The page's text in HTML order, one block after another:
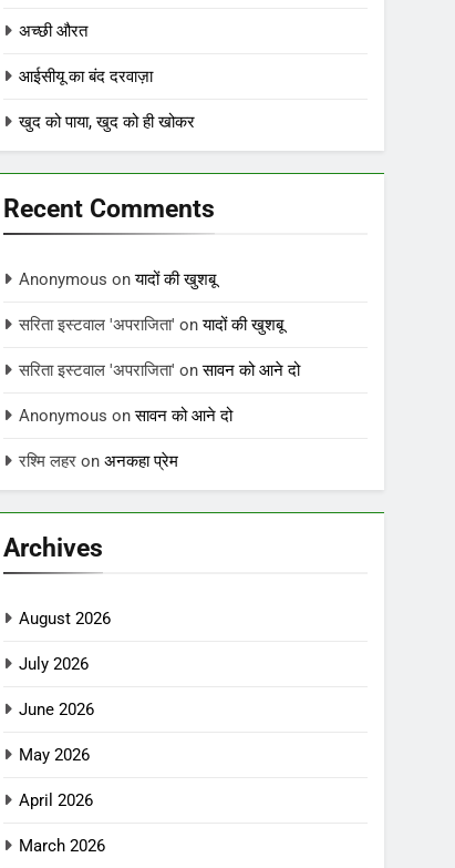
अच्छी औरत
आईसीयू का बंद दरवाज़ा
खुद को पाया, खुद को ही खोकर
Recent Comments
Anonymous onयादों की खुशबू
सरिता इस्टवाल 'अपराजिता' onयादों की खुशबू
सरिता इस्टवाल 'अपराजिता' onसावन को आने दो
Anonymous onसावन को आने दो
रश्मि लहर onअनकहा प्रेम
Archives
August 2026
July 2026
June 2026
May 2026
April 2026
March 2026